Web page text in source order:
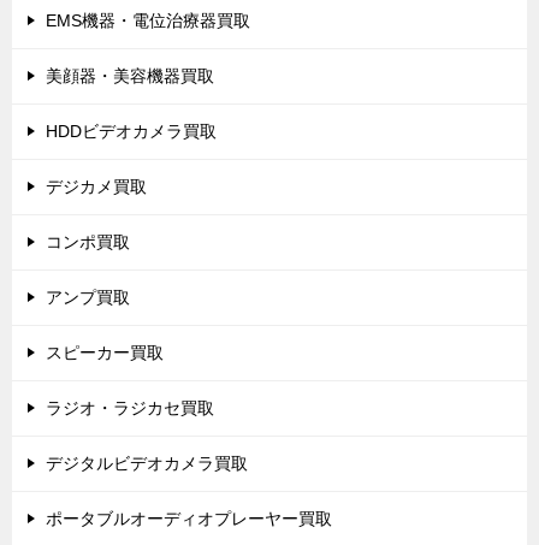
EMS機器・電位治療器買取
美顔器・美容機器買取
HDDビデオカメラ買取
デジカメ買取
コンポ買取
アンプ買取
スピーカー買取
ラジオ・ラジカセ買取
デジタルビデオカメラ買取
ポータブルオーディオプレーヤー買取